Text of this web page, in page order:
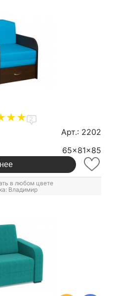
2
Арт.: 2202
65x81x85
в любом цвете
Владимир